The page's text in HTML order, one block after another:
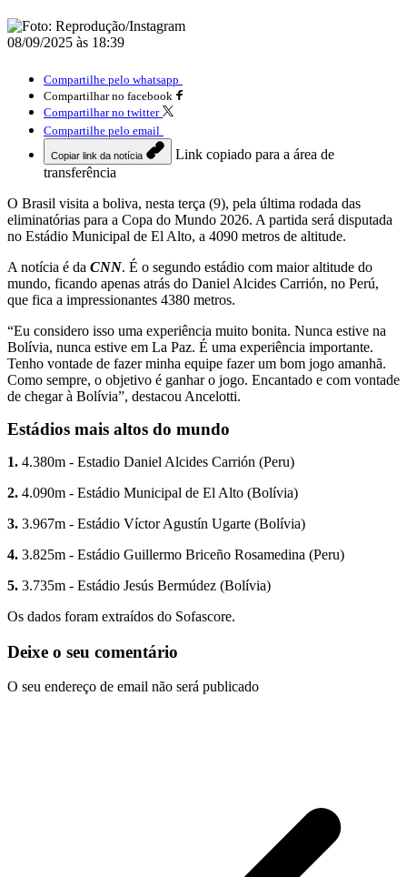
08/09/2025 às 18:39
Compartilhe pelo whatsapp
Compartilhar no facebook
Compartilhar no twitter
Compartilhe pelo email
Copiar link da notícia
Link copiado para a área de
transferência
O Brasil visita a boliva, nesta terça (9), pela última rodada das
eliminatórias para a Copa do Mundo 2026. A partida será disputada
no Estádio Municipal de El Alto, a 4090 metros de altitude.
A notícia é da CNN. É o segundo estádio com maior altitude do
mundo, ficando apenas atrás do Daniel Alcides Carrión, no Perú,
que fica a impressionantes 4380 metros.
“Eu considero isso uma experiência muito bonita. Nunca estive na
Bolívia, nunca estive em La Paz. É uma experiência importante.
Tenho vontade de fazer minha equipe fazer um bom jogo amanhã.
Como sempre, o objetivo é ganhar o jogo. Encantado e com vontade
de chegar à Bolívia”, destacou Ancelotti.
Estádios mais altos do mundo
1. 4.380m - Estadio Daniel Alcides Carrión (Peru)
2. 4.090m - Estádio Municipal de El Alto (Bolívia)
3. 3.967m - Estádio Víctor Agustín Ugarte (Bolívia)
4. 3.825m - Estádio Guillermo Briceño Rosamedina (Peru)
5. 3.735m - Estádio Jesús Bermúdez (Bolívia)
Os dados foram extraídos do Sofascore.
Deixe o seu comentário
O seu endereço de email não será publicado